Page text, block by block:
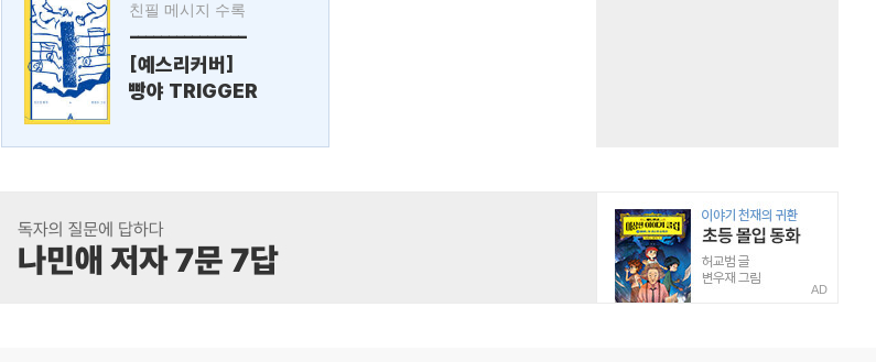
친필 메시지 수록
---------------
[예스리커버]
빵야 TRIGGER
AD